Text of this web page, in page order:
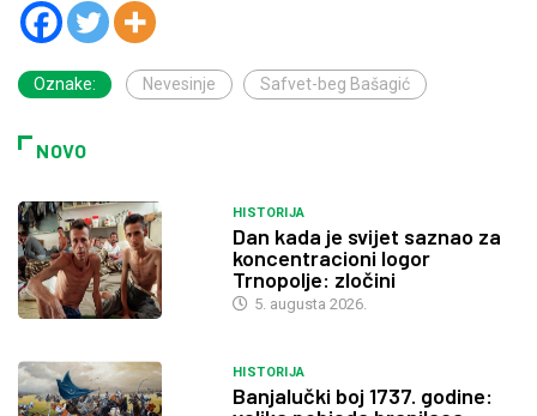
Oznake: Nevesinje Safvet-beg Bašagić
NOVO
HISTORIJA
Dan kada je svijet saznao za
koncentracioni logor
Trnopolje: zločini
5. augusta 2026.
HISTORIJA
Banjalučki boj 1737. godine: